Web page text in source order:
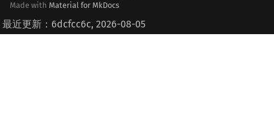
Made with Material for MkDocs
最近更新：6dcfcc6c, 2026-08-05